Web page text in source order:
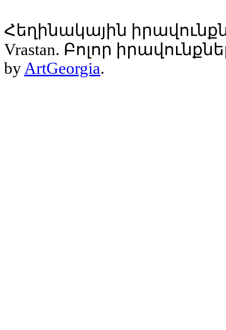
Հեղինակային
Vrastan. Բոլոր
by ArtGeorgia.